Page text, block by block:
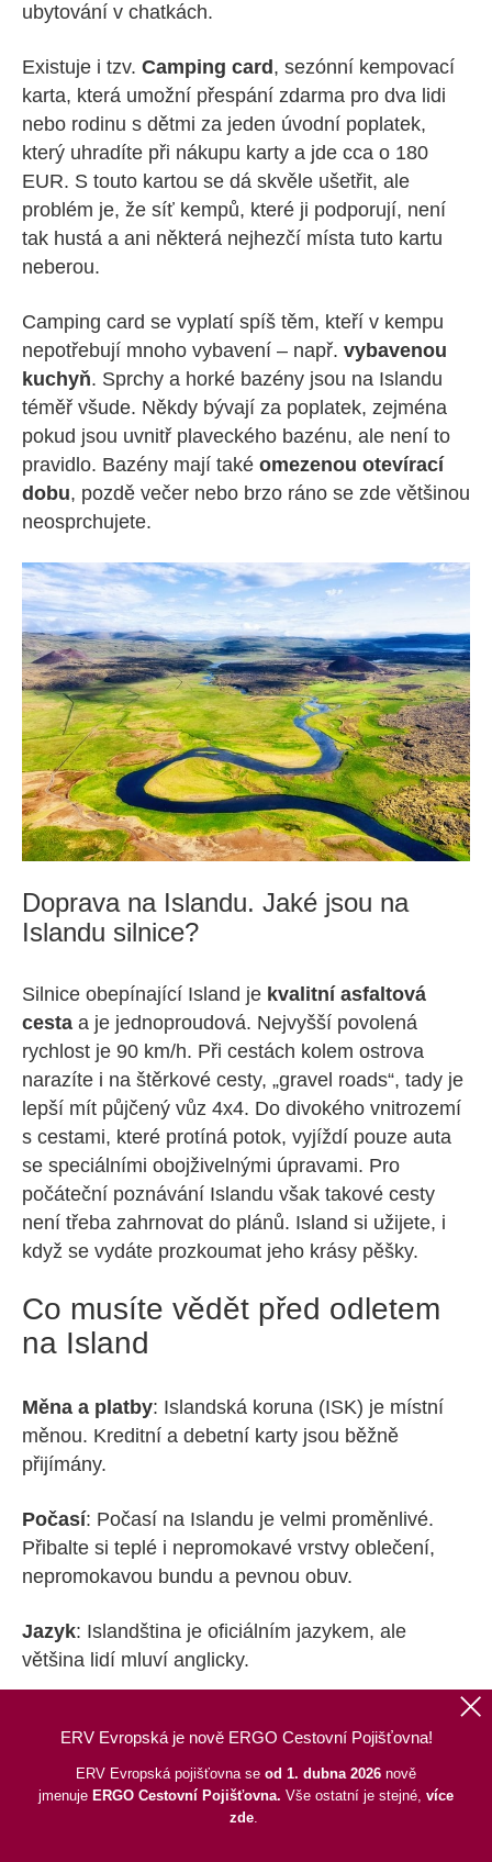
ERV Evropská je nově ERGO Cestovní Pojišťovna!
ERV Evropská pojišťovna se od 1. dubna 2026 nově
jmenuje ERGO Cestovní Pojišťovna. Vše ostatní je stejné, více
zde.
ubytování v chatkách.
Existuje i tzv. Camping card , sezónní kempovací
karta, která umožní přespání zdarma pro dva lidi
nebo rodinu s dětmi za jeden úvodní poplatek,
který uhradíte při nákupu karty a jde cca o 180
EUR. S touto kartou se dá skvěle ušetřit, ale
problém je, že síť kempů, které ji podporují, není
tak hustá a ani některá nejhezčí místa tuto kartu
neberou.
Camping card se vyplatí spíš těm, kteří v kempu
nepotřebují mnoho vybavení – např. vybavenou
kuchyň. Sprchy a horké bazény jsou na Islandu
téměř všude. Někdy bývají za poplatek, zejména
pokud jsou uvnitř plaveckého bazénu, ale není to
pravidlo. Bazény mají také omezenou otevírací
dobu, pozdě večer nebo brzo ráno se zde většinou
neosprchujete.
Doprava na Islandu. Jaké jsou na
Islandu silnice?
Silnice obepínající Island je kvalitní asfaltová
cesta a je jednoproudová. Nejvyšší povolená
rychlost je 90 km/h. Při cestách kolem ostrova
narazíte i na štěrkové cesty, „gravel roads“, tady je
lepší mít půjčený vůz 4x4. Do divokého vnitrozemí
s cestami, které protíná potok, vyjíždí pouze auta
se speciálními obojživelnými úpravami. Pro
počáteční poznávání Islandu však takové cesty
není třeba zahrnovat do plánů. Island si užijete, i
když se vydáte prozkoumat jeho krásy pěšky.
Co musíte vědět před odletem
na Island
Měna a platby: Islandská koruna (ISK) je místní
měnou. Kreditní a debetní karty jsou běžně
přijímány.
Počasí: Počasí na Islandu je velmi proměnlivé.
Přibalte si teplé i nepromokavé vrstvy oblečení,
nepromokavou bundu a pevnou obuv.
Jazyk: Islandština je oficiálním jazykem, ale
většina lidí mluví anglicky.
zásuvky evropského typu.
Bezpečnost: Island je považován za jednu z
nejbezpečnějších zemí na světě.